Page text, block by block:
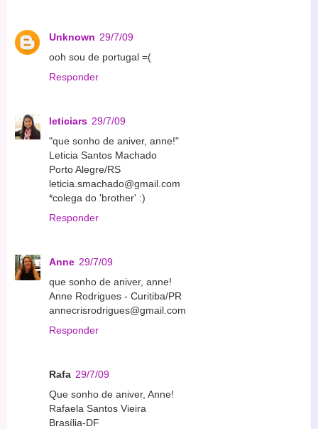
Unknown 29/7/09
ooh sou de portugal =(
Responder
leticiars 29/7/09
"que sonho de aniver, anne!"
Leticia Santos Machado
Porto Alegre/RS
leticia.smachado@gmail.com
*colega do 'brother' :)
Responder
Anne 29/7/09
que sonho de aniver, anne!
Anne Rodrigues - Curitiba/PR
annecrisrodrigues@gmail.com
Responder
Rafa 29/7/09
Que sonho de aniver, Anne!
Rafaela Santos Vieira
Brasília-DF